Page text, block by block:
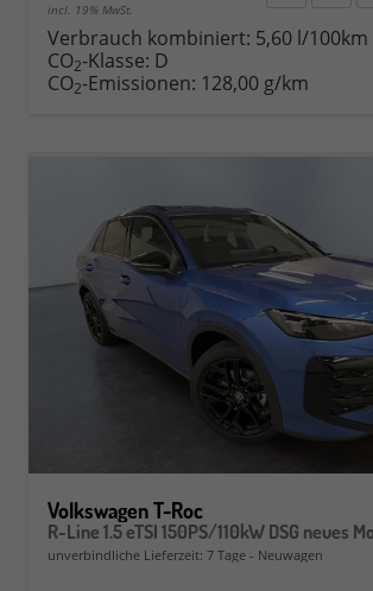
incl. 19% MwSt.
Verbrauch kombiniert: 5,60 l/100km
CO2-Klasse: D
CO2-Emissionen: 128,00 g/km
Volkswagen T-Roc
R-Line 1.5 eTSI 150PS/110kW DSG neues
unverbindliche Lieferzeit: 7 Tage Neuwagen